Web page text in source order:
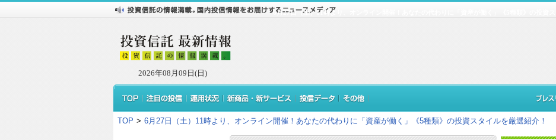
2026年08月09日(日)
6月27日（土）11時より、オンライン開催！あなたの代わりに「資産が働く」《5種類》の投資ス
TOP > 6月27日（土）11時より、オンライン開催！あなたの代わりに「資産が働く」《5種類》の投資スタイルを厳選紹介！